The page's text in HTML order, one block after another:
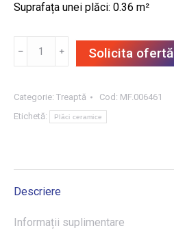
Suprafața unei plăci: 0.36 m²
Cantitate
BG
30X120,
﹣ ﹢ Solicita ofertă
Categorie: Treaptă Cod: MF.006461
Etichetă:
Plăci ceramice
Descriere
Informații suplimentare